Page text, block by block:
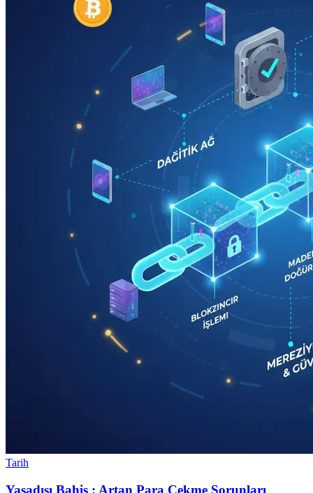
Tarih
Yasadışı Bahis : Artan Para Çekme Sorunları